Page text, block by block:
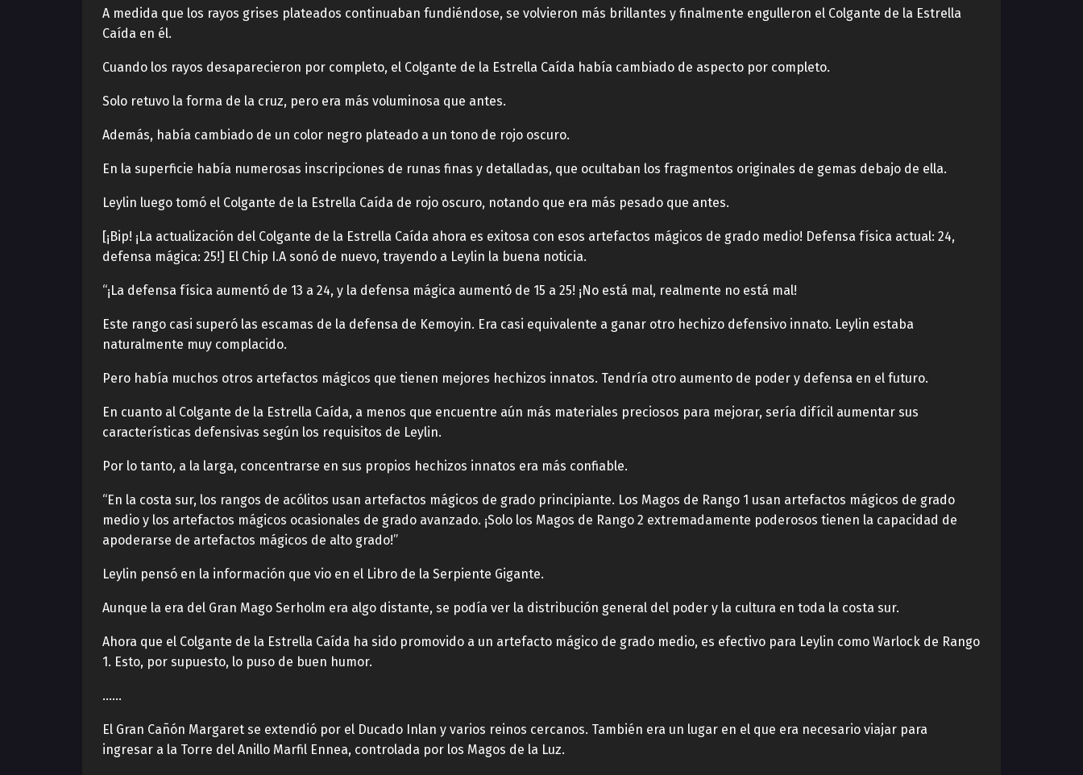
A medida que los rayos grises plateados continuaban fundiéndose, se volvieron más brillantes y finalmente engulleron el Colgante de la Estrella
Caída en él.
Cuando los rayos desaparecieron por completo, el Colgante de la Estrella Caída había cambiado de aspecto por completo.
Solo retuvo la forma de la cruz, pero era más voluminosa que antes.
Además, había cambiado de un color negro plateado a un tono de rojo oscuro.
En la superficie había numerosas inscripciones de runas finas y detalladas, que ocultaban los fragmentos originales de gemas debajo de ella.
Leylin luego tomó el Colgante de la Estrella Caída de rojo oscuro, notando que era más pesado que antes.
[¡Bip! ¡La actualización del Colgante de la Estrella Caída ahora es exitosa con esos artefactos mágicos de grado medio! Defensa física actual: 24,
defensa mágica: 25!] El Chip I.A sonó de nuevo, trayendo a Leylin la buena noticia.
“¡La defensa física aumentó de 13 a 24, y la defensa mágica aumentó de 15 a 25! ¡No está mal, realmente no está mal!
Este rango casi superó las escamas de la defensa de Kemoyin. Era casi equivalente a ganar otro hechizo defensivo innato. Leylin estaba
naturalmente muy complacido.
Pero había muchos otros artefactos mágicos que tienen mejores hechizos innatos. Tendría otro aumento de poder y defensa en el futuro.
En cuanto al Colgante de la Estrella Caída, a menos que encuentre aún más materiales preciosos para mejorar, sería difícil aumentar sus
características defensivas según los requisitos de Leylin.
Por lo tanto, a la larga, concentrarse en sus propios hechizos innatos era más confiable.
“En la costa sur, los rangos de acólitos usan artefactos mágicos de grado principiante. Los Magos de Rango 1 usan artefactos mágicos de grado
medio y los artefactos mágicos ocasionales de grado avanzado. ¡Solo los Magos de Rango 2 extremadamente poderosos tienen la capacidad de
apoderarse de artefactos mágicos de alto grado!”
Leylin pensó en la información que vio en el Libro de la Serpiente Gigante.
Aunque la era del Gran Mago Serholm era algo distante, se podía ver la distribución general del poder y la cultura en toda la costa sur.
Ahora que el Colgante de la Estrella Caída ha sido promovido a un artefacto mágico de grado medio, es efectivo para Leylin como Warlock de Rango
1. Esto, por supuesto, lo puso de buen humor.
……
El Gran Cañón Margaret se extendió por el Ducado Inlan y varios reinos cercanos. También era un lugar en el que era necesario viajar para
ingresar a la Torre del Anillo Marfil Ennea, controlada por los Magos de la Luz.